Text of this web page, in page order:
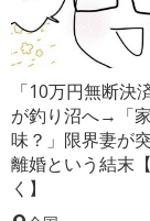
「10万円無断決
が釣り沼へ→「
味？」限界妻が
離婚という結末
く】